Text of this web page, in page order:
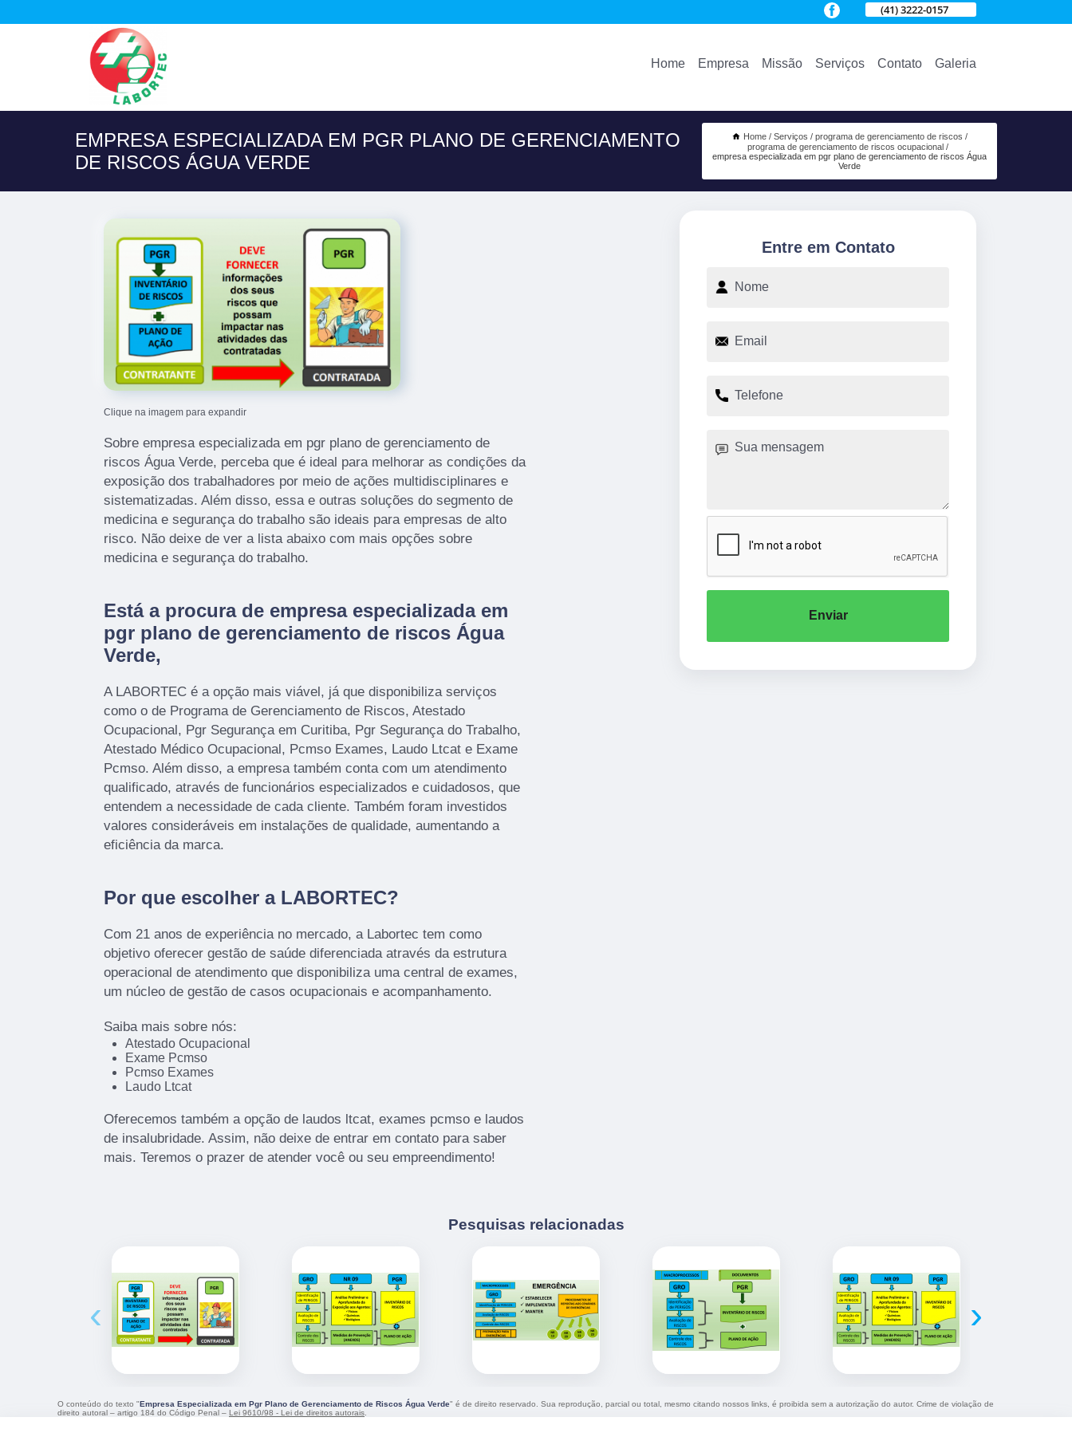
(41) 3222-0157
Home Empresa Missão Serviços Contato Galeria
EMPRESA ESPECIALIZADA EM PGR PLANO DE GERENCIAMENTO
DE RISCOS ÁGUA VERDE
Home Serviços
programa de gerenciamento de riscos
programa de gerenciamento de riscos ocupacional
empresa especializada em pgr plano de gerenciamento de riscos Água
Verde
Clique na imagem para expandir
Sobre empresa especializada em pgr plano de gerenciamento de
riscos Água Verde, perceba que é ideal para melhorar as condições da
exposição dos trabalhadores por meio de ações multidisciplinares e
sistematizadas. Além disso, essa e outras soluções do segmento de
medicina e segurança do trabalho são ideais para empresas de alto
risco. Não deixe de ver a lista abaixo com mais opções sobre
medicina e segurança do trabalho.
Está a procura de empresa especializada em
pgr plano de gerenciamento de riscos Água
Verde,
A LABORTEC é a opção mais viável, já que disponibiliza serviços
como o de Programa de Gerenciamento de Riscos, Atestado
Ocupacional, Pgr Segurança em Curitiba, Pgr Segurança do Trabalho,
Atestado Médico Ocupacional, Pcmso Exames, Laudo Ltcat e Exame
Pcmso. Além disso, a empresa também conta com um atendimento
qualificado, através de funcionários especializados e cuidadosos, que
entendem a necessidade de cada cliente. Também foram investidos
valores consideráveis em instalações de qualidade, aumentando a
eficiência da marca.
Por que escolher a LABORTEC?
Com 21 anos de experiência no mercado, a Labortec tem como
objetivo oferecer gestão de saúde diferenciada através da estrutura
operacional de atendimento que disponibiliza uma central de exames,
um núcleo de gestão de casos ocupacionais e acompanhamento.
Saiba mais sobre nós:
Atestado Ocupacional
Exame Pcmso
Pcmso Exames
Laudo Ltcat
Oferecemos também a opção de laudos ltcat, exames pcmso e laudos
de insalubridade. Assim, não deixe de entrar em contato para saber
mais. Teremos o prazer de atender você ou seu empreendimento!
Entre em Contato
Enviar
Pesquisas relacionadas
‹ ›
O conteúdo do texto " Empresa Especializada em Pgr Plano de Gerenciamento de Riscos Água Verde" é de direito reservado. Sua reprodução, parcial ou total, mesmo citando nossos links, é proibida sem a autorização do autor. Crime de violação de
direito autoral – artigo 184 do Código Penal – Lei 9610/98 - Lei de direitos autorais.